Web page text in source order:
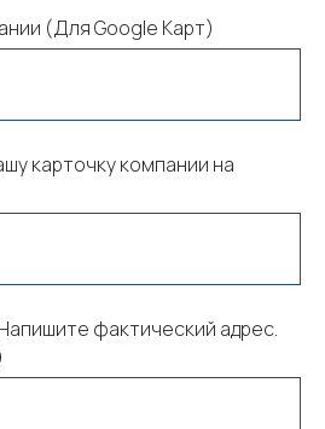
(Для Google Карт)
карточку компании на
фактический адрес.